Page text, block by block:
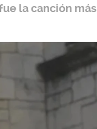
la canción más